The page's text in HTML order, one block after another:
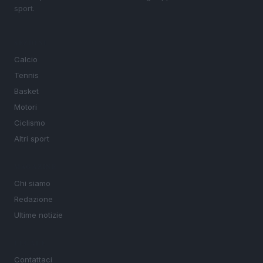
sport.
Calcio
Tennis
Basket
Motori
Ciclismo
Altri sport
Chi siamo
Redazione
Ultime notizie
Contattaci